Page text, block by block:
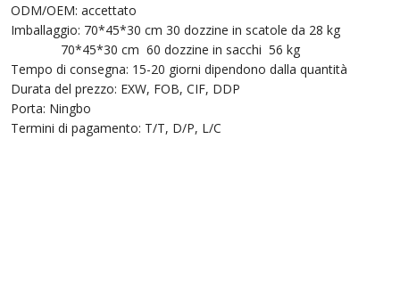
ODM/OEM: accettato
Imballaggio: 70*45*30 cm 30 dozzine in scatole da 28 kg
70*45*30 cm 60 dozzine in sacchi 56 kg
Tempo di consegna: 15-20 giorni dipendono dalla quantità
Durata del prezzo: EXW, FOB, CIF, DDP
Porta: Ningbo
Termini di pagamento: T/T, D/P, L/C